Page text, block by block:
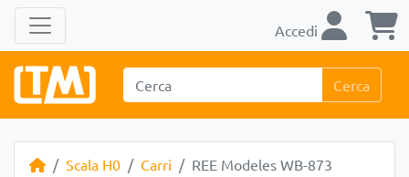
Accedi
Cerca
Scala H0 Carri REE Modeles WB-873